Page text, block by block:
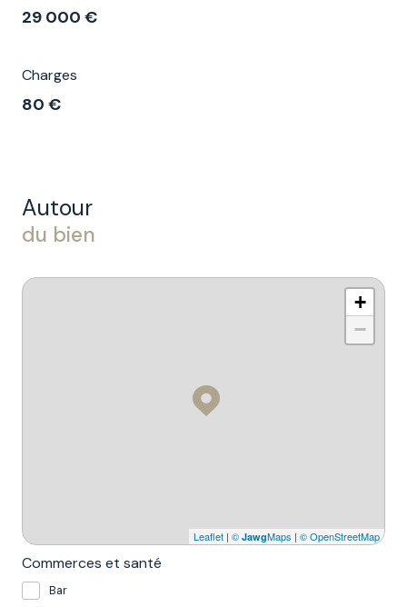
29 000 €
Charges
80 €
Autour
du bien
+
−
Leaflet | © JawgMaps | © OpenStreetMap
Commerces et santé
Bar